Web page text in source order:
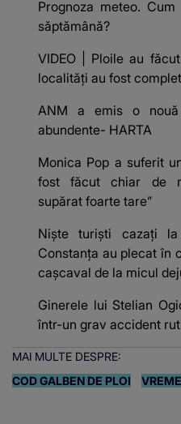
Prognoza meteo.
săptămână?
VIDEO | Ploile au
localități au fost
ANM a emis o
abundente- HARTA
Monica Pop a suferit
fost făcut chiar de
supărat foarte tare”
Niște turiști cazați
Constanța au plecat în
cașcaval de la micul
Ginerele lui Stelian
într-un grav accident
MAI MULTE DESPRE:
COD GALBEN DE PLOI